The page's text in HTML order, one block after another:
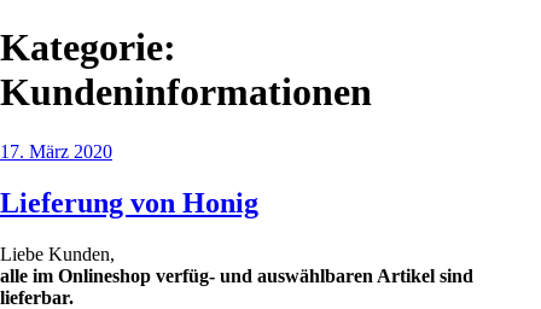
Kategorie:
Kundeninformationen
Veröffentlicht
17. März 2020
Lieferung von Honig
Liebe Kunden,
alle im Onlineshop verfüg- und auswählbaren Artikel sind
lieferbar.